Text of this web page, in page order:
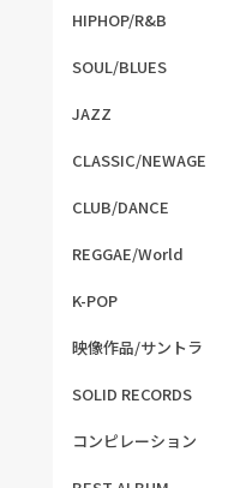
HIPHOP/R&B
SOUL/BLUES
JAZZ
CLASSIC/NEWAGE
CLUB/DANCE
REGGAE/World
K-POP
映像作品/サントラ
SOLID RECORDS
コンピレーション